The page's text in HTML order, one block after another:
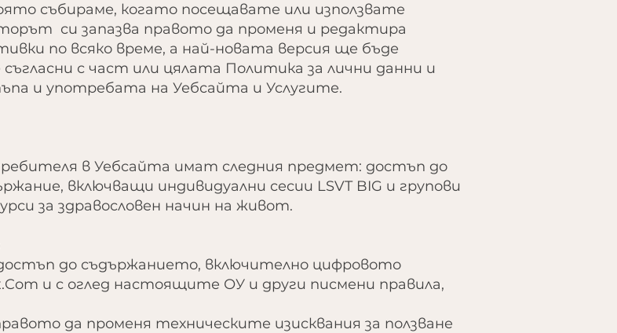
събираме, когато посещавате или използвате
си запазва правото да променя и редактира
по всяко време, а най-новата версия ще бъде
с част или цялата Политика за лични данни и
и употребата на Уебсайта и Услугите.
в Уебсайта имат следния предмет: достъп до
включващи индивидуални сесии LSVT BIG и групови
за здравословен начин на живот.
до съдържанието, включително цифровото
и с оглед настоящите ОУ и други писмени правила,
да променя техническите изисквания за ползване